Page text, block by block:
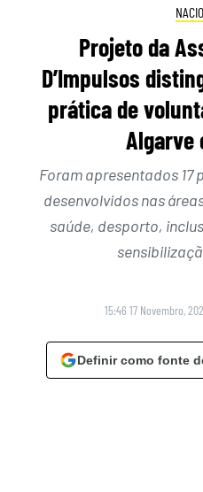
Projeto da
D’Impulsos
prática de
Algarve
Foram apresentados
desenvolvidos nas
saúde, desporto,
15:46 17 Novembro,
Definir como fonte